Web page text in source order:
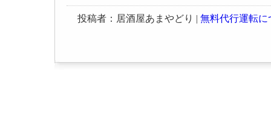
投稿者：居酒屋あまやどり | 無料代行運転に